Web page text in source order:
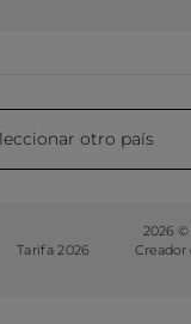
otro país
Tarifa 2026
2026 ©
Creador